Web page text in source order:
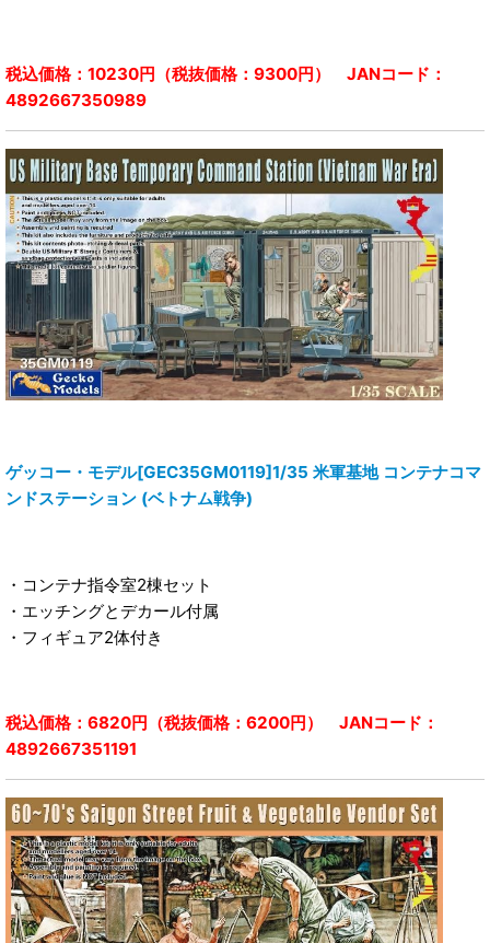
税込価格：10230円（税抜価格：9300円） JANコード：
4892667350989
ゲッコー・モデル[GEC35GM0119]1/35 米軍基地 コンテナコマ
ンドステーション (ベトナム戦争)
・コンテナ指令室2棟セット
・エッチングとデカール付属
・フィギュア2体付き
税込価格：6820円（税抜価格：6200円） JANコード：
4892667351191